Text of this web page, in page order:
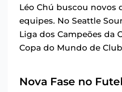
Léo Chú buscou novos
equipes. No Seattle
Liga dos Campeões da
Copa do Mundo de
Nova Fase no